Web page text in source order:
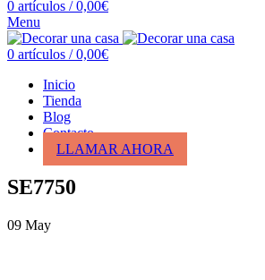
0 artículos / 0,00€
Menu
0 artículos / 0,00€
Inicio
Tienda
Blog
Contacto
LLAMAR AHORA
SE7750
09 May